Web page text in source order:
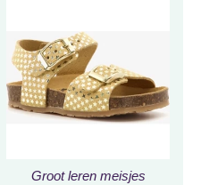
Groot leren meisjes